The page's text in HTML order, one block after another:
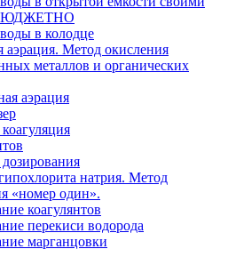
в колодце
аэрация. Метод окисления
металлов и органических
аэрация
натрия. Метод
«номер один».
коагулянтов
перекиси водорода
марганцовки